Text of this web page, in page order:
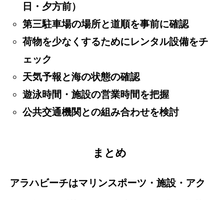
日・夕方前）
第三駐車場の場所と道順を事前に確認
荷物を少なくするためにレンタル設備をチ
ェック
天気予報と海の状態の確認
遊泳時間・施設の営業時間を把握
公共交通機関との組み合わせを検討
まとめ
アラハビーチはマリンスポーツ・施設・アク